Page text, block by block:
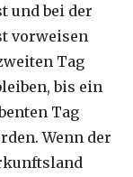
und bei der
vorweisen
Tag
bis ein
Tag
Wenn der